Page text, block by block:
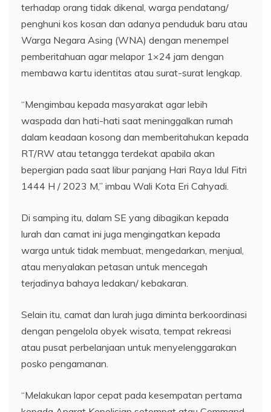
terhadap orang tidak dikenal, warga pendatang/
penghuni kos kosan dan adanya penduduk baru atau
Warga Negara Asing (WNA) dengan menempel
pemberitahuan agar melapor 1×24 jam dengan
membawa kartu identitas atau surat-surat lengkap.
“Mengimbau kepada masyarakat agar lebih
waspada dan hati-hati saat meninggalkan rumah
dalam keadaan kosong dan memberitahukan kepada
RT/RW atau tetangga terdekat apabila akan
bepergian pada saat libur panjang Hari Raya Idul Fitri
1444 H / 2023 M,” imbau Wali Kota Eri Cahyadi.
Di samping itu, dalam SE yang dibagikan kepada
lurah dan camat ini juga mengingatkan kepada
warga untuk tidak membuat, mengedarkan, menjual,
atau menyalakan petasan untuk mencegah
terjadinya bahaya ledakan/ kebakaran.
Selain itu, camat dan lurah juga diminta berkoordinasi
dengan pengelola obyek wisata, tempat rekreasi
atau pusat perbelanjaan untuk menyelenggarakan
posko pengamanan.
“Melakukan lapor cepat pada kesempatan pertama